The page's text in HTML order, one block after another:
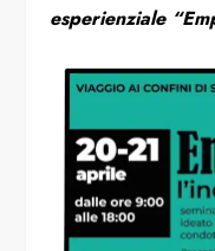
esperienziale